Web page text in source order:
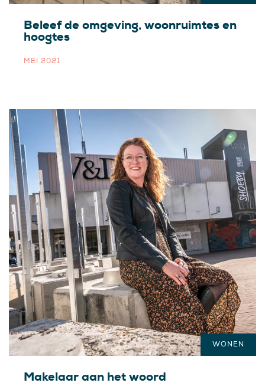
Beleef de omgeving, woonruimtes en
hoogtes
MEI 2021
Makelaar aan het woord
WONEN